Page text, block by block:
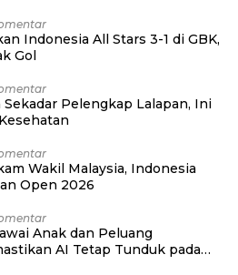
Indonesia All Stars 3-1 di GBK,
Gol
Pelengkap Lalapan, Ini
Wakil Malaysia, Indonesia
Open 2026
Anak dan Peluang
AI Tetap Tunduk pada